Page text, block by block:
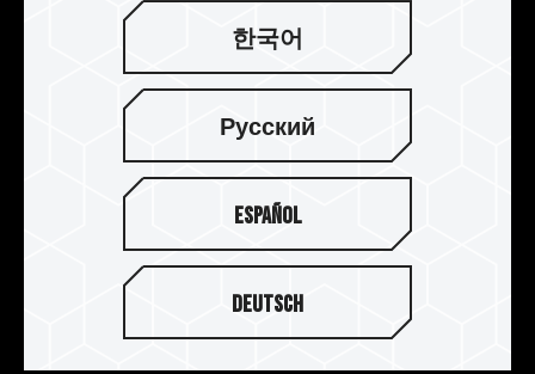
大幅提升传输效能
采用符合新型 JEDEC RC 2.0 电路板，提高传输讯
号速度，彻底释放内存模块传输，提供玩家体验超
频快感及具高稳定性的超频内存模块。
한국어
Русский
Español
Deutsch